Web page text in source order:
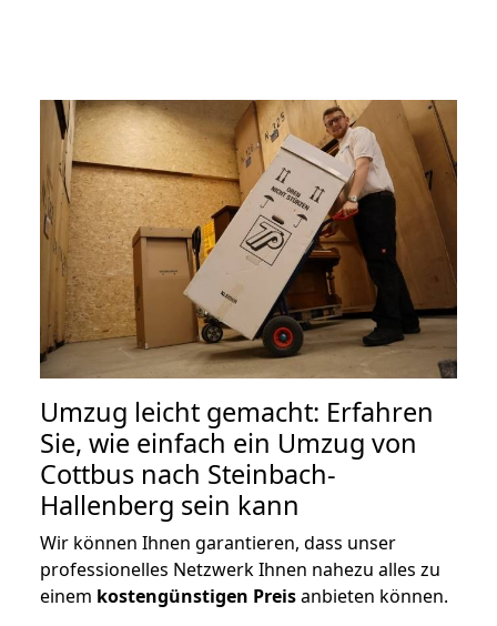
Umzug leicht gemacht: Erfahren
Sie, wie einfach ein Umzug von
Cottbus nach Steinbach-
Hallenberg sein kann
Wir können Ihnen garantieren, dass unser
professionelles Netzwerk Ihnen nahezu alles zu
einem kostengünstigen Preisanbieten können.